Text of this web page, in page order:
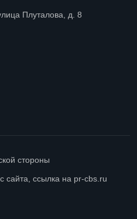
Плуталова, д. 8
стороны
сайта, ссылка на pr-cbs.ru